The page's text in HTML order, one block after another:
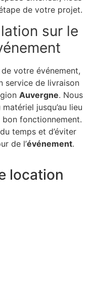
de votre projet.
sur le
votre événement,
service de livraison
Auvergne. Nous
jusqu’au lieu
fonctionnement.
temps et d’éviter
de l’événement.
location